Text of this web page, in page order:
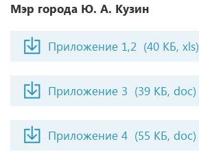
Мэр города Ю. А. Кузин
Приложение 1,2 (40 КБ, xls)
Приложение 3 (39 КБ, doc)
Приложение 4 (55 КБ, doc)